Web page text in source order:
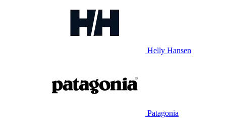
Helly Hansen
Patagonia